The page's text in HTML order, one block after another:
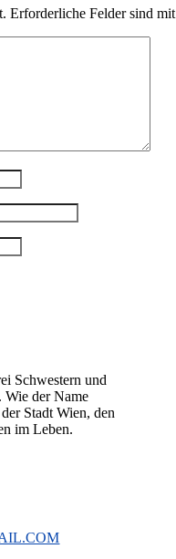
Erforderliche Felder sind mit
Schwestern und
Wie der Name
Stadt Wien, den
im Leben.